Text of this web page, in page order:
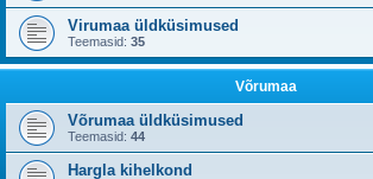
Virumaa üldküsimused
Teemasid: 35
Võrumaa
Võrumaa üldküsimused
Teemasid: 44
Hargla kihelkond